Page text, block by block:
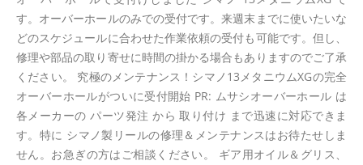
す。オーバーホールのみでの受付です。来週末までに使いたいな
どのスケジュールに合わせた作業依頼の受付も可能です。但し、
修理や部品の取り寄せに時間の掛かる場合もありますのでご了承
ください。 究極のメンテナンス！シマノ13メタニウムXGの完全
オーバーホールがついに受付開始 PR: ムサシオーバーホール は
各メーカーの パーツ発注 から 取り付け まで迅速に対応できま
す。特に シマノ製リールの修理＆メンテナンスはお待たせしま
せん。お急ぎの方はご相談ください。 ギア用オイル＆グリス、